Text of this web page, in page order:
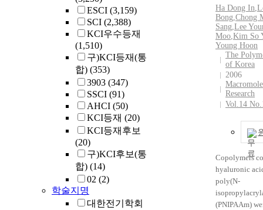
ESCI (3,159)
SCI (2,388)
KCI우수등재
(1,510)
구)KCI등재(통
합) (353)
3903 (347)
SSCI (91)
AHCI (50)
KCI등재 (20)
KCI등재후보
(20)
구)KCI후보(통
합) (14)
02 (2)
학술지명
대한전기학회
frequencies in
significantly
in the other
years. Mean
yield were
14.3 tons ha-
5 cuttings,
Higher
matter
response to
nitrogen
recorded as
level of 360
1 in 3
level of 240
yr^(-1) in 4
20.5 kg at
ha-1 yr-1 in 5
Ha Dong In,
Bong,Chong
Sang,Lee
Moo,Kim So
Young Hoon
The
of Korea
2006
Research
Vol.14
Copolymers
hyaluronic
poly(N-
(PNIPAAm)